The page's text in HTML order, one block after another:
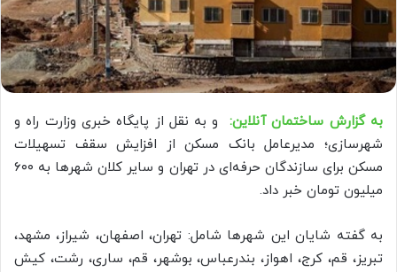
به گزارش ساختمان آنلاین:
و به نقل از پایگاه خبری وزارت راه و
شهرسازی؛ مدیرعامل بانک مسکن از افزایش سقف تسهیلات
مسکن برای سازندگان حرفه‌ای در تهران و سایر کلان شهر‌ها به ۶۰۰
میلیون تومان خبر داد.
به گفته شایان این شهر‌ها شامل: تهران، اصفهان، شیراز، مشهد،
تبریز، قم، کرج، اهواز، بندرعباس، بوشهر، قم، ساری، رشت، کیش